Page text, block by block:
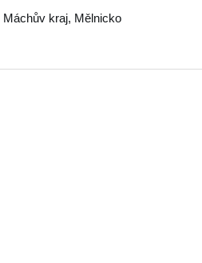
Máchův kraj, Mělnicko